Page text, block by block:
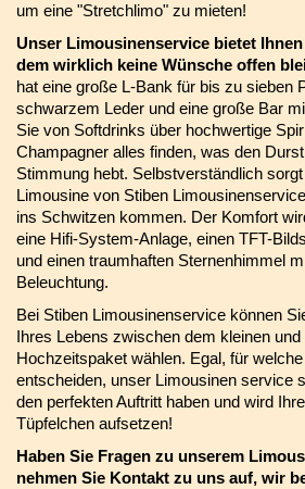
um eine "Stretchlimo" zu mieten!
Unser Limousinenservice bietet
dem wirklich keine Wünsche offen
hat eine große L-Bank für bis zu sieben
schwarzem Leder und eine große Bar
Sie von Softdrinks über hochwertige
Champagner alles finden, was den
Stimmung hebt. Selbstverständlich
Limousine von Stiben
ins Schwitzen kommen. Der Komfort
eine Hifi-System-Anlage, einen TFT-
und einen traumhaften Sternenhimmel
Beleuchtung.
Bei Stiben Limousinenservice können
Ihres Lebens zwischen dem kleinen
Hochzeitspaket wählen. Egal, für
entscheiden, unser Limousinen service
den perfekten Auftritt haben und wird
Tüpfelchen aufsetzen!
Haben Sie Fragen zu unserem
nehmen Sie Kontakt zu uns auf, wir